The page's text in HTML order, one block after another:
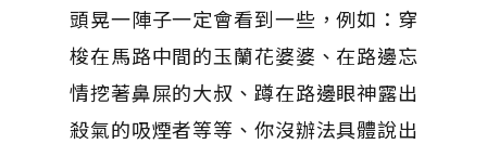
頭晃一陣子一定會看到一些，例如：穿
梭在馬路中間的玉蘭花婆婆、在路邊忘
情挖著鼻屎的大叔、蹲在路邊眼神露出
殺氣的吸煙者等等、你沒辦法具體說出